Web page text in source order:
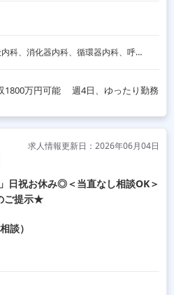
消化器外科、一般内科、消化器内科、循環器内科、呼吸器内科、血液内科、脳神経内科、内分泌内科、老人内科、一般外科、その他
1800万円可能 週4日、ゆったり勤務
求人情報更新日：2026年06月04日
日祝お休み◎＜当直なし相談OK＞
ご提示★
談）